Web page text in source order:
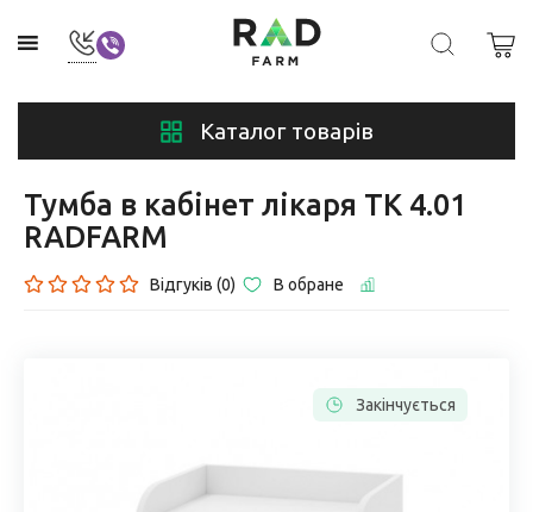
Каталог товарів
Тумба в кабінет лікаря ТК 4.01
RADFARM
Відгуків (0) В обране
Закінчується